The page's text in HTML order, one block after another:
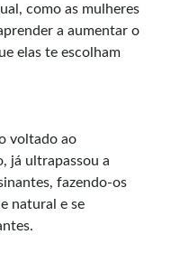
como as mulheres
a aumentar o
elas te escolham
voltado ao
já ultrapassou a
fazendo-os
natural e se